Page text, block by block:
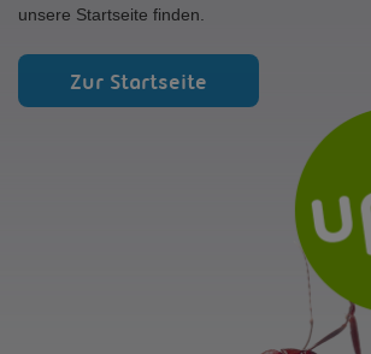
unsere Startseite finden.
Zur Startseite